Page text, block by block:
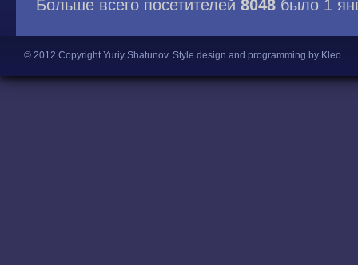
Больше всего посетителей 8048 было 1
© 2012 Copyright Yuriy Shatunov. Style design and programming by Kleo.